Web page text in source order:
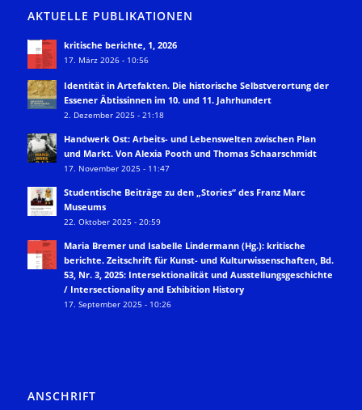
AKTUELLE PUBLIKATIONEN
kritische berichte, 1, 2026
17. März 2026 - 10:56
Identität in Artefakten. Die historische Selbstverortung der
Essener Äbtissinnen im 10. und 11. Jahrhundert
2. Dezember 2025 - 21:18
Handwerk Ost: Arbeits- und Lebenswelten zwischen Plan
und Markt. Von Alexia Pooth und Thomas Schaarschmidt
17. November 2025 - 11:47
Studentische Beiträge zu den „Stories“ des Franz Marc
Museums
22. Oktober 2025 - 20:59
Maria Bremer und Isabelle Lindermann (Hg.): kritische
berichte. Zeitschrift für Kunst- und Kulturwissenschaften, Bd.
53, Nr. 3, 2025: Intersektionalität und Ausstellungsgeschichte
/ Intersectionality and Exhibition History
17. September 2025 - 10:26
ANSCHRIFT